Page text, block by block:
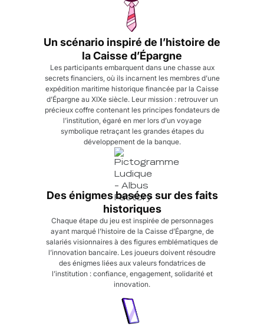
Un scénario inspiré de l’histoire de
la Caisse d’Épargne
Les participants embarquent dans une chasse aux
secrets financiers, où ils incarnent les membres d’une
expédition maritime historique financée par la Caisse
d’Épargne au XIXe siècle. Leur mission : retrouver un
précieux coffre contenant les principes fondateurs de
l’institution, égaré en mer lors d’un voyage
symbolique retraçant les grandes étapes du
développement de la banque.
Des énigmes basées sur des faits
historiques
Chaque étape du jeu est inspirée de personnages
ayant marqué l’histoire de la Caisse d’Épargne, de
salariés visionnaires à des figures emblématiques de
l’innovation bancaire. Les joueurs doivent résoudre
des énigmes liées aux valeurs fondatrices de
l’institution : confiance, engagement, solidarité et
innovation.